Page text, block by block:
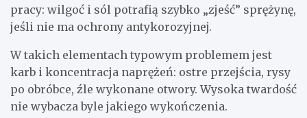
pracy: wilgoć i sól potrafią szybko „zjeść” sprężynę,
jeśli nie ma ochrony antykorozyjnej.
W takich elementach typowym problemem jest
karb i koncentracja naprężeń: ostre przejścia, rysy
po obróbce, źle wykonane otwory. Wysoka twardość
nie wybacza byle jakiego wykończenia.